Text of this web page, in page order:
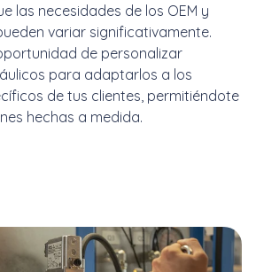
las necesidades de los OEM y
variar significativamente.
de personalizar
para adaptarlos a los
de tus clientes, permitiéndote
hechas a medida.